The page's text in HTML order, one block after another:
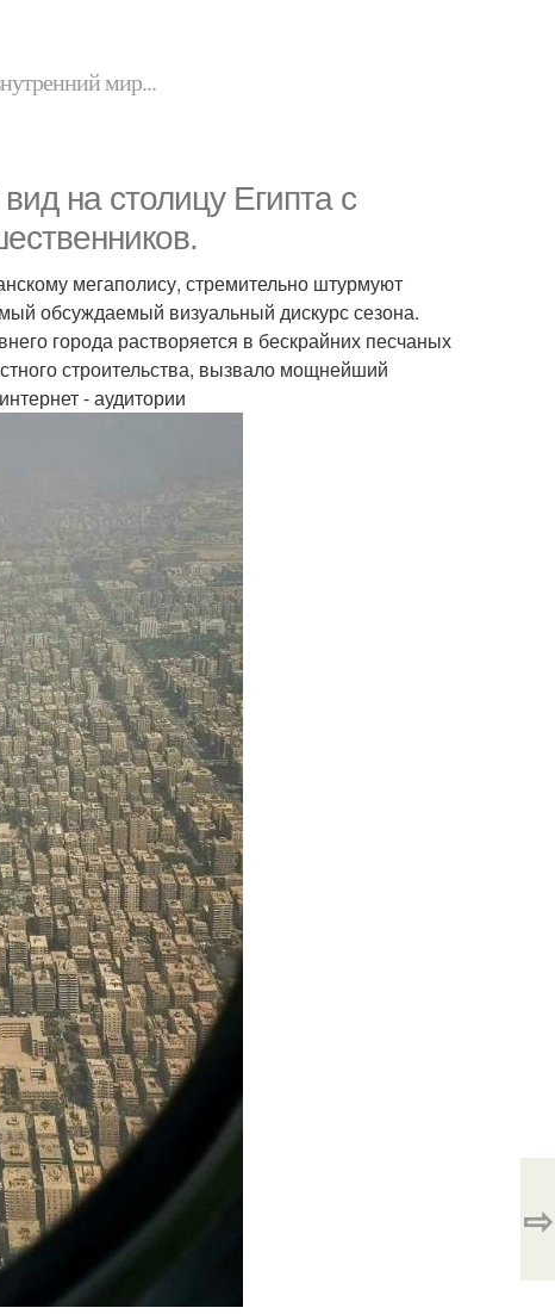
мир...
на столицу Египта с
мегаполису, стремительно штурмуют
обсуждаемый визуальный дискурс сезона.
города растворяется в бескрайних песчаных
строительства, вызвало мощнейший
- аудитории
⇨